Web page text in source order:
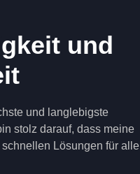
und
und langlebigste
stolz darauf, dass meine
Lösungen für alle